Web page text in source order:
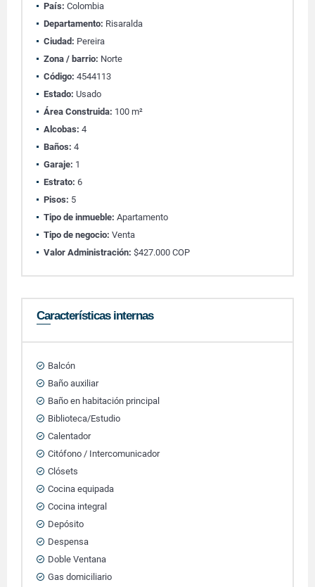
País: Colombia
Departamento: Risaralda
Ciudad: Pereira
Zona / barrio: Norte
Código: 4544113
Estado: Usado
Área Construida: 100 m²
Alcobas: 4
Baños: 4
Garaje: 1
Estrato: 6
Pisos: 5
Tipo de inmueble: Apartamento
Tipo de negocio: Venta
Valor Administración: $427.000 COP
Características internas
Balcón
Baño auxiliar
Baño en habitación principal
Biblioteca/Estudio
Calentador
Citófono / Intercomunicador
Clósets
Cocina equipada
Cocina integral
Depósito
Despensa
Doble Ventana
Gas domiciliario